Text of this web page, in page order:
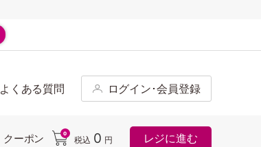
よくある質問 ログイン･会員登録
クーポン 0
税込 0 円 レジに進む